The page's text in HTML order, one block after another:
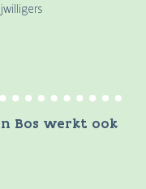
Bos werkt ook